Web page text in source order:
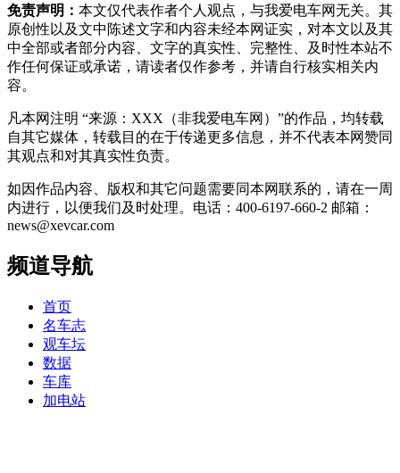
免责声明： 本文仅代表作者个人观点，与我爱电车网无关。其
原创性以及文中陈述文字和内容未经本网证实，对本文以及其
中全部或者部分内容、文字的真实性、完整性、及时性本站不
作任何保证或承诺，请读者仅作参考，并请自行核实相关内
容。
凡本网注明 “来源：XXX（非我爱电车网）”的作品，均转载
自其它媒体，转载目的在于传递更多信息，并不代表本网赞同
其观点和对其真实性负责。
如因作品内容、版权和其它问题需要同本网联系的，请在一周
内进行，以便我们及时处理。电话：400-6197-660-2 邮箱：
news@xevcar.com
频道导航
首页
名车志
观车坛
数据
车库
加电站